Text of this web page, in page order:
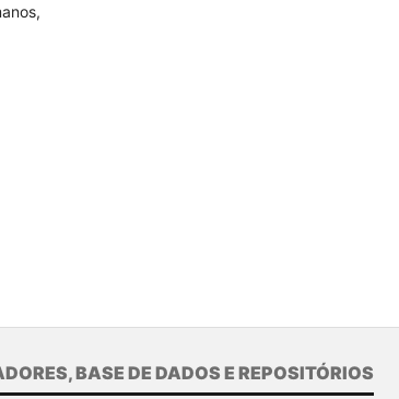
BASE DE DADOS E REPOSITÓRIOS